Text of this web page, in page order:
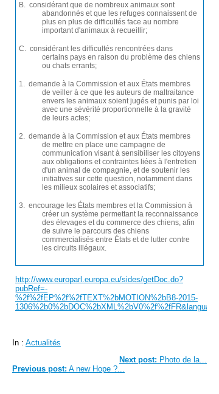
B. considérant que de nombreux animaux sont
abandonnés et que les refuges connaissent de
plus en plus de difficultés face au nombre
important d'animaux à recueillir;
C. considérant les difficultés rencontrées dans
certains pays en raison du problème des chiens
ou chats errants;
1. demande à la Commission et aux États membres
de veiller à ce que les auteurs de maltraitance
envers les animaux soient jugés et punis par loi
avec une sévérité proportionnelle à la gravité
de leurs actes;
2. demande à la Commission et aux États membres
de mettre en place une campagne de
communication visant à sensibiliser les citoyens
aux obligations et contraintes liées à l'entretien
d'un animal de compagnie, et de soutenir les
initiatives sur cette question, notamment dans
les milieux scolaires et associatifs;
3. encourage les États membres et la Commission à
créer un système permettant la reconnaissance
des élevages et du commerce des chiens, afin
de suivre le parcours des chiens
commercialisés entre États et de lutter contre
les circuits illégaux.
http://www.europarl.europa.eu/sides/getDoc.do?
pubRef=-
%2f%2fEP%2f%2fTEXT%2bMOTION%2bB8-2015-
In : Actualités
Next post: Photo de la...
Previous post: A new Hope ?...